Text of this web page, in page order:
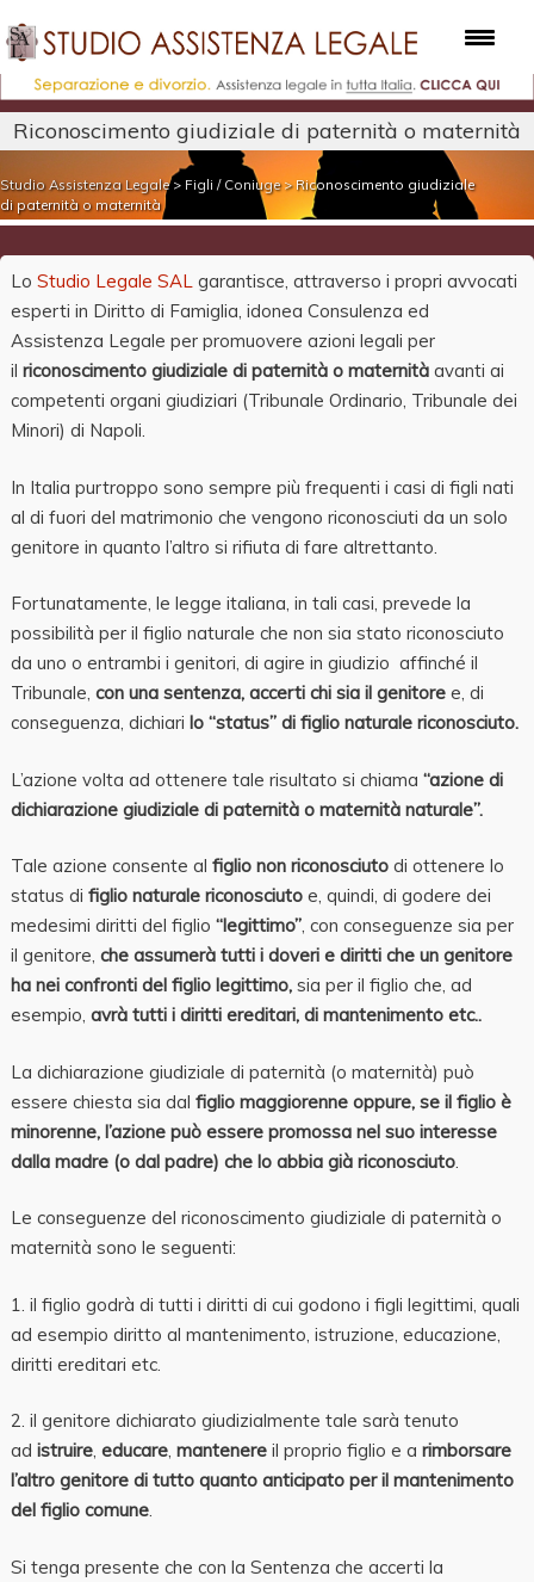
Riconoscimento giudiziale di paternità o maternità
Studio Assistenza Legale> Figli / Coniuge> Riconoscimento giudiziale
di paternità o maternità
Lo Studio Legale SALgarantisce, attraverso i propri avvocati
esperti in Diritto di Famiglia, idonea Consulenza ed
Assistenza Legale per promuovere azioni legali per
il riconoscimento giudiziale di paternità o maternitàavanti ai
competenti organi giudiziari (Tribunale Ordinario, Tribunale dei
Minori) di Napoli.
In Italia purtroppo sono sempre più frequenti i casi di figli nati
al di fuori del matrimonio che vengono riconosciuti da un solo
genitore in quanto l’altro si rifiuta di fare altrettanto.
Fortunatamente, le legge italiana, in tali casi, prevede la
possibilità per il figlio naturale che non sia stato riconosciuto
da uno o entrambi i genitori, di agire in giudizio affinché il
Tribunale, con una sentenza, accerti chi sia il genitore e, di
conseguenza, dichiari lo “status” di figlio naturale riconosciuto.
L’azione volta ad ottenere tale risultato si chiama “azione di
dichiarazione giudiziale di paternità o maternità naturale”.
Tale azione consente al figlio non riconosciutodi ottenere lo
status di figlio naturale riconosciuto e, quindi, di godere dei
medesimi diritti del figlio “legittimo”, con conseguenze sia per
il genitore, che assumerà tutti i doverie diritti che un genitore
ha nei confronti del figlio legittimo, sia per il figlio che, ad
esempio, avrà tutti i diritti ereditari, di mantenimento etc..
La dichiarazione giudiziale di paternità (o maternità) può
essere chiesta sia dal figlio maggiorenne oppure, se il figlio è
minorenne, l’azione può essere promossa nel suo interesse
dalla madre(o dal padre) che lo abbia già riconosciuto.
Le conseguenze del riconoscimento giudiziale di paternità o
maternità sono le seguenti:
1. il figlio godrà di tutti i diritti di cui godono i figli legittimi, quali
ad esempio diritto al mantenimento, istruzione, educazione,
diritti ereditari etc.
2. il genitore dichiarato giudizialmente tale sarà tenuto
ad istruire, educare, mantenere il proprio figlio e a rimborsare
l’altro genitore di tutto quanto anticipato per il mantenimento
del figlio comune.
Si tenga presente che con la Sentenza che accerti la